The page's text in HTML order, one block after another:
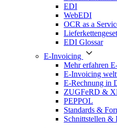
EDI
WebEDI
OCR as a
EDI Glossar
E-Invoicing
Mehr erfahren
E-Invoicing
E-Rechnung in
ZUGFeRD &
PEPPOL
Standards &
Schnittstellen &